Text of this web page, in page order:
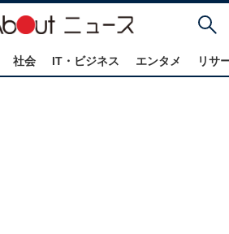
社会 IT・ビジネス エンタメ リサ